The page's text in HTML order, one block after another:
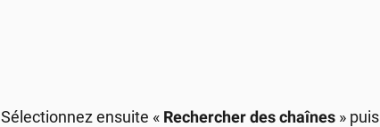
Sélectionnez ensuite « Rechercher des chaînes» puis